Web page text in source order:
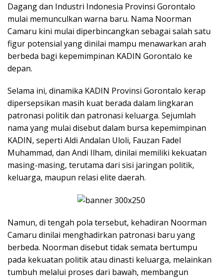
Dagang dan Industri Indonesia Provinsi Gorontalo
mulai memunculkan warna baru. Nama Noorman
Camaru kini mulai diperbincangkan sebagai salah satu
figur potensial yang dinilai mampu menawarkan arah
berbeda bagi kepemimpinan KADIN Gorontalo ke
depan.
Selama ini, dinamika KADIN Provinsi Gorontalo kerap
dipersepsikan masih kuat berada dalam lingkaran
patronasi politik dan patronasi keluarga. Sejumlah
nama yang mulai disebut dalam bursa kepemimpinan
KADIN, seperti Aldi Andalan Uloli, Fauzan Fadel
Muhammad, dan Andi Ilham, dinilai memiliki kekuatan
masing-masing, terutama dari sisi jaringan politik,
keluarga, maupun relasi elite daerah.
Namun, di tengah pola tersebut, kehadiran Noorman
Camaru dinilai menghadirkan patronasi baru yang
berbeda. Noorman disebut tidak semata bertumpu
pada kekuatan politik atau dinasti keluarga, melainkan
tumbuh melalui proses dari bawah, membangun